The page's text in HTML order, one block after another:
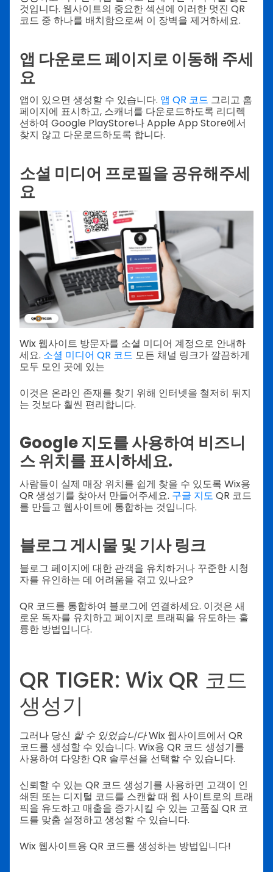
것입니다. 웹사이트의 중요한 섹션에 이러한 멋진 QR
코드 중 하나를 배치함으로써 이 장벽을 제거하세요.
앱 다운로드 페이지로 이동해 주세
요
앱이 있으면 생성할 수 있습니다. 앱 QR 코드 그리고 홈
페이지에 표시하고, 스캐너를 다운로드하도록 리디렉
션하여 Google PlayStore나 Apple App Store에서
찾지 않고 다운로드하도록 합니다.
소셜 미디어 프로필을 공유해주세
요
Wix 웹사이트 방문자를 소셜 미디어 계정으로 안내하
세요. 소셜 미디어 QR 코드 모든 채널 링크가 깔끔하게
모두 모인 곳에 있는
이것은 온라인 존재를 찾기 위해 인터넷을 철저히 뒤지
는 것보다 훨씬 편리합니다.
Google 지도를 사용하여 비즈니
스 위치를 표시하세요.
사람들이 실제 매장 위치를 쉽게 찾을 수 있도록 Wix용
QR 생성기를 찾아서 만들어주세요. 구글 지도 QR 코드
를 만들고 웹사이트에 통합하는 것입니다.
블로그 게시물 및 기사 링크
블로그 페이지에 대한 관객을 유치하거나 꾸준한 시청
자를 유인하는 데 어려움을 겪고 있나요?
QR 코드를 통합하여 블로그에 연결하세요. 이것은 새
로운 독자를 유치하고 페이지로 트래픽을 유도하는 훌
륭한 방법입니다.
QR TIGER: Wix QR 코드
생성기
그러나 당신 할 수 있었습니다Wix 웹사이트에서 QR
코드를 생성할 수 있습니다. Wix용 QR 코드 생성기를
사용하여 다양한 QR 솔루션을 선택할 수 있습니다.
신뢰할 수 있는 QR 코드 생성기를 사용하면 고객이 인
쇄된 또는 디지털 코드를 스캔할 때 웹 사이트로의 트래
픽을 유도하고 매출을 증가시킬 수 있는 고품질 QR 코
드를 맞춤 설정하고 생성할 수 있습니다.
Wix 웹사이트용 QR 코드를 생성하는 방법입니다!